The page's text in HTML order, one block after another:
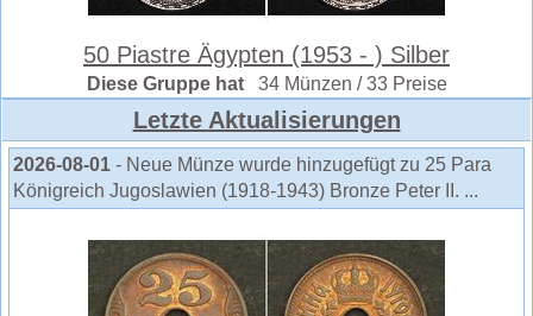
50 Piastre Ägypten (1953 - ) Silber
Diese Gruppe hat 34 Münzen / 33 Preise
Letzte Aktualisierungen
2026-08-01 - Neue Münze wurde hinzugefügt zu 25 Para
Königreich Jugoslawien (1918-1943) Bronze Peter II. ...